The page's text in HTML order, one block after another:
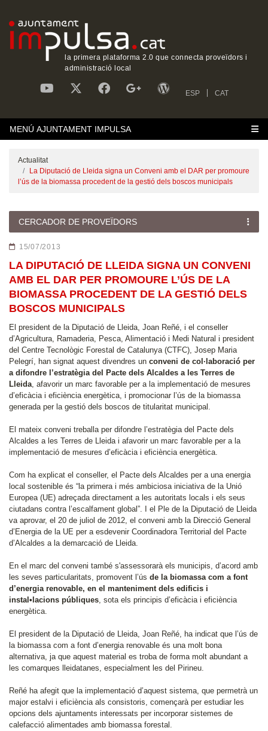
la primera plataforma 2.0 que connecta proveïdors i
administració local
ESP CAT
MENÚ AJUNTAMENT IMPULSA
Actualitat
La Diputació de Lleida signa un Conveni amb el DAR per promoure
l’ús de la biomassa procedent de la gestió dels boscos municipals
CERCADOR DE PROVEÏDORS
15/07/2013
LA DIPUTACIÓ DE LLEIDA SIGNA UN CONVENI
AMB EL DAR PER PROMOURE L’ÚS DE LA
BIOMASSA PROCEDENT DE LA GESTIÓ DELS
BOSCOS MUNICIPALS
El president de la Diputació de Lleida, Joan Reñé, i el conseller
d’Agricultura, Ramaderia, Pesca, Alimentació i Medi Natural i president
del Centre Tecnològic Forestal de Catalunya (CTFC), Josep Maria
Pelegrí, han signat aquest divendres un conveni de col·laboració per
a difondre l’estratègia del Pacte dels Alcaldes a les Terres de
Lleida, afavorir un marc favorable per a la implementació de mesures
d’eficàcia i eficiència energètica, i promocionar l’ús de la biomassa
generada per la gestió dels boscos de titularitat municipal.
El mateix conveni treballa per difondre l’estratègia del Pacte dels
Alcaldes a les Terres de Lleida i afavorir un marc favorable per a la
implementació de mesures d’eficàcia i eficiència energètica.
Com ha explicat el conseller, el Pacte dels Alcaldes per a una energia
local sostenible és “la primera i més ambiciosa iniciativa de la Unió
Europea (UE) adreçada directament a les autoritats locals i els seus
ciutadans contra l’escalfament global”. I el Ple de la Diputació de Lleida
va aprovar, el 20 de juliol de 2012, el conveni amb la Direcció General
d’Energia de la UE per a esdevenir Coordinadora Territorial del Pacte
d’Alcaldes a la demarcació de Lleida.
En el marc del conveni també s'assessorarà els municipis, d’acord amb
les seves particularitats, promovent l’ús de la biomassa com a font
d’energia renovable, en el manteniment dels edificis i
instal•lacions públiques, sota els principis d’eficàcia i eficiència
energètica.
El president de la Diputació de Lleida, Joan Reñé, ha indicat que l’ús de
la biomassa com a font d’energia renovable és una molt bona
alternativa, ja que aquest material es troba de forma molt abundant a
les comarques lleidatanes, especialment les del Pirineu.
Reñé ha afegit que la implementació d’aquest sistema, que permetrà un
major estalvi i eficiència als consistoris, començarà per estudiar les
opcions dels ajuntaments interessats per incorporar sistemes de
calefacció alimentades amb biomassa forestal.